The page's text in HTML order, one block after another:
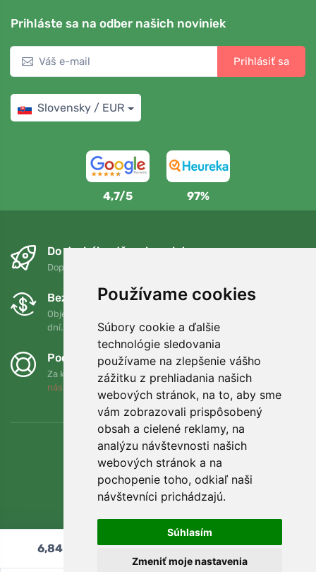
Používame cookies
Súbory cookie a ďalšie
technológie sledovania
používame na zlepšenie vášho
zážitku z prehliadania našich
webových stránok, na to, aby sme
vám zobrazovali prispôsobený
obsah a cielené reklamy, na
analýzu návštevnosti našich
webových stránok a na
pochopenie toho, odkiaľ naši
návštevníci prichádzajú.
Súhlasím
Zmeniť moje nastavenia
Prihláste sa na odber našich noviniek
Prihlásiť sa
Slovensky / EUR
4,7/5 97%
Do druhého dňa a bezplatne
Doprava zadarmo pri objednávkach nad 75 EUR
Bezplatná výmena a vrátenie tovaru
Objednávku môžete kedykoľvek vrátiť alebo vymeniť do 90
dní.
Podporujeme Trees.org
Za každú objednávku zasadíme strom! Prečítajte si viac
nás
6,84€ Pridať do košíka